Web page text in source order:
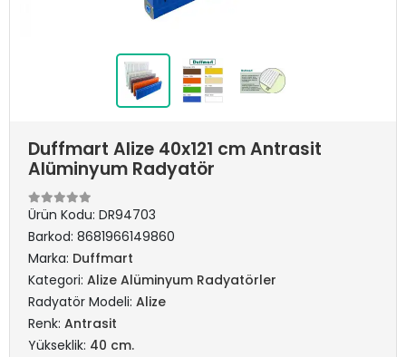
Duffmart Alize 40x121 cm Antrasit
Alüminyum Radyatör
Ürün Kodu: DR94703
Barkod: 8681966149860
Marka: Duffmart
Kategori: Alize Alüminyum Radyatörler
Radyatör Modeli: Alize
Renk: Antrasit
Yükseklik: 40 cm.